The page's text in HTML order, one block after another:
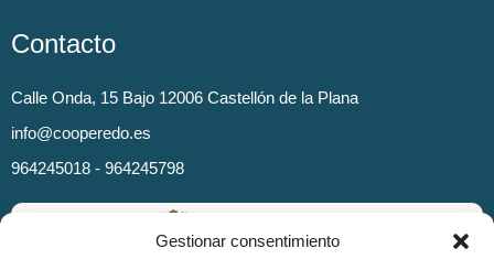
Gestionar consentimiento
Contacto
Calle Onda, 15 Bajo 12006 Castellón de la Plana
info@cooperedo.es
964245018 - 964245798